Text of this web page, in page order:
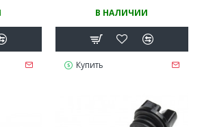
В НАЛИЧИИ
Купить